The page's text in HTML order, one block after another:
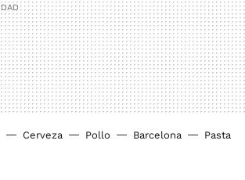
Cerveza Pollo Barcelona Pasta